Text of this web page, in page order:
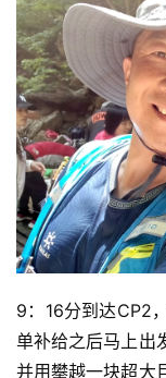
9：16分到达CP2
单补给之后马上出
并用攀越一块超大